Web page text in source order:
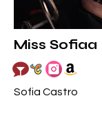
Miss Sofiaa
Sofia Castro